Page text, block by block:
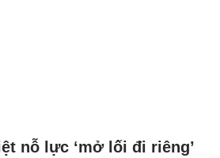
nỗ lực ‘mở lối đi riêng’